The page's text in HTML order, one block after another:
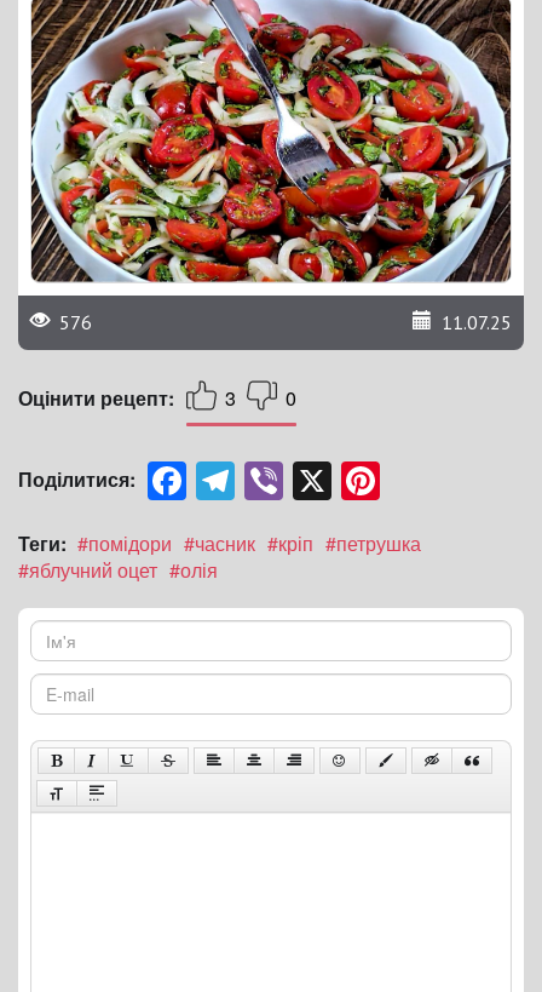
576 11.07.25
Оцінити рецепт: 3 0
Поділитися: FacebookTelegramViber X
Теги: #помідори #часник #кріп #петрушка
#яблучний оцет #олія